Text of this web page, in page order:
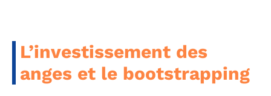
L’investissement des
anges et le bootstrapping